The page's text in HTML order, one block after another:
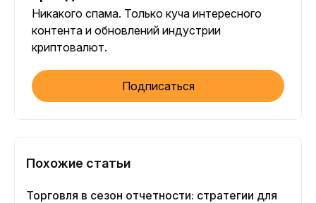
Никакого спама. Только куча интересного
контента и обновлений индустрии
криптовалют.
Подписаться
Похожие статьи
Торговля в сезон отчетности: стратегии для